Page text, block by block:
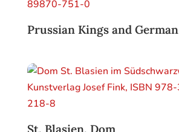
Prussian Kings and